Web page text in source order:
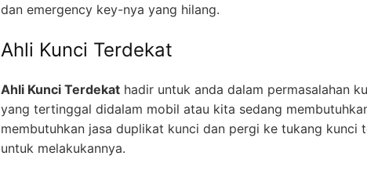
dan emergency key-nya yang hilang.
Ahli Kunci Terdekat
Ahli Kunci Terdekat hadir untuk anda dalam permasalahan
yang tertinggal didalam mobil atau kita sedang
membutuhkan jasa duplikat kunci dan pergi ke tukang
untuk melakukannya.